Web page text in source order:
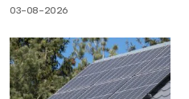
03-08-2026